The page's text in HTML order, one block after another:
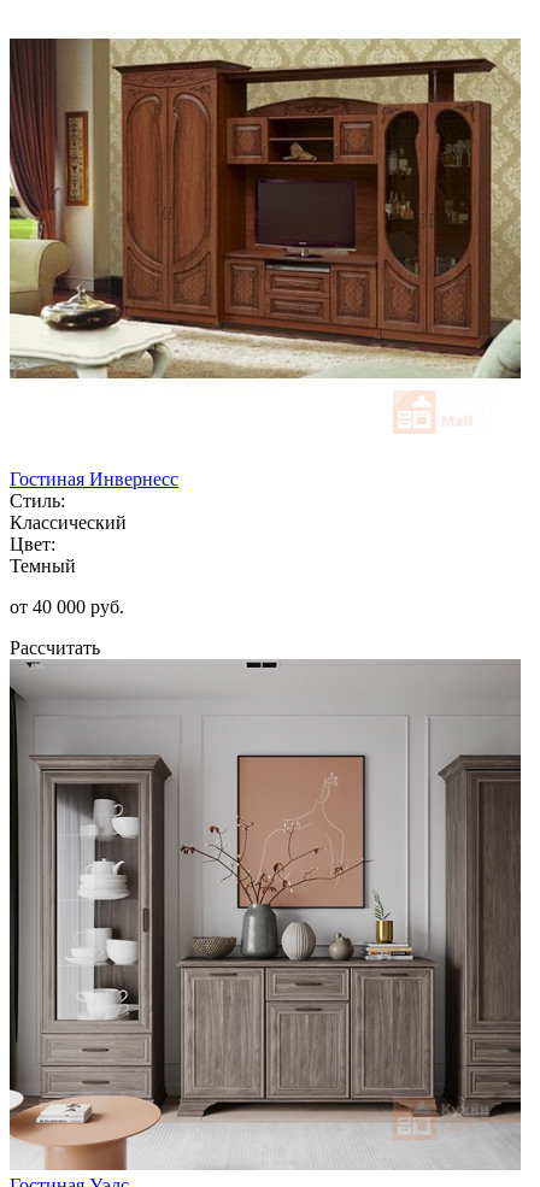
Гостиная Инвернесс
Стиль:
Классический
Цвет:
Темный
от 40 000 руб.
Рассчитать